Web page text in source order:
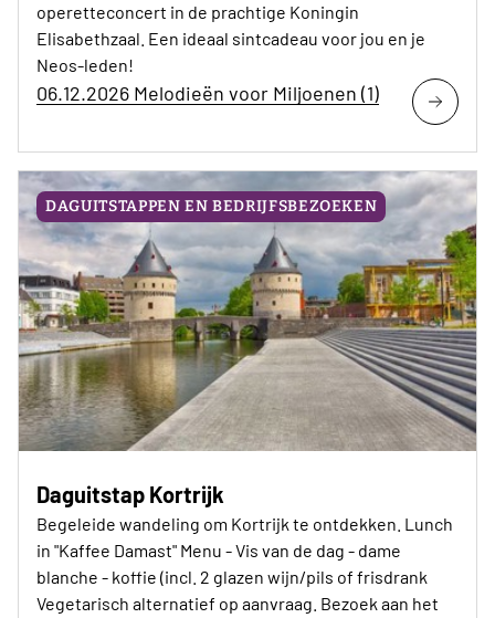
operetteconcert in de prachtige Koningin
Elisabethzaal. Een ideaal sintcadeau voor jou en je
Neos-leden!
06.12.2026 Melodieën voor Miljoenen (1)
DAGUITSTAPPEN EN BEDRIJFSBEZOEKEN
Daguitstap Kortrijk
Begeleide wandeling om Kortrijk te ontdekken. Lunch
in "Kaffee Damast" Menu - Vis van de dag - dame
blanche - koffie (incl. 2 glazen wijn/pils of frisdrank
Vegetarisch alternatief op aanvraag. Bezoek aan het